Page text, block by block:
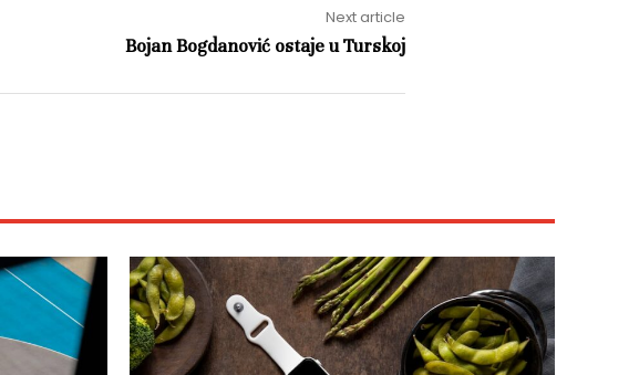
Next article
Bojan Bogdanović ostaje u Turskoj